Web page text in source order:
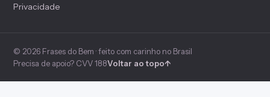
Privacidade
© 2026 Frases do Bem · feito com carinho no Brasil
Precisa de apoio? CVV 188Voltar ao topo↑